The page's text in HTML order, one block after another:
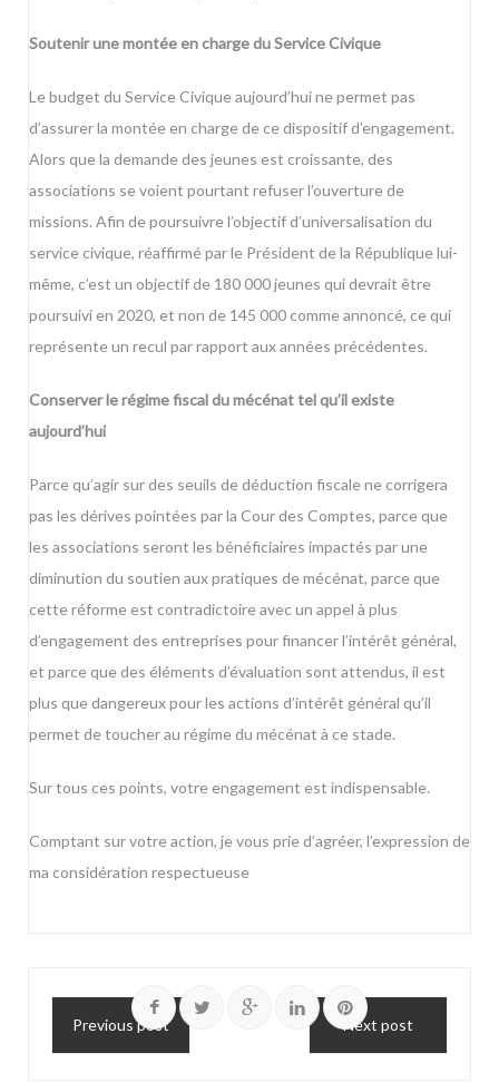
Soutenir une montée en charge du Service Civique
Le budget du Service Civique aujourd’hui ne permet pas
d’assurer la montée en charge de ce dispositif d’engagement.
Alors que la demande des jeunes est croissante, des
associations se voient pourtant refuser l’ouverture de
missions. Afin de poursuivre l’objectif d’universalisation du
service civique, réaffirmé par le Président de la République lui-
même, c’est un objectif de 180 000 jeunes qui devrait être
poursuivi en 2020, et non de 145 000 comme annoncé, ce qui
représente un recul par rapport aux années précédentes.
Conserver le régime fiscal du mécénat tel qu’il existe
aujourd’hui
Parce qu’agir sur des seuils de déduction fiscale ne corrigera
pas les dérives pointées par la Cour des Comptes, parce que
les associations seront les bénéficiaires impactés par une
diminution du soutien aux pratiques de mécénat, parce que
cette réforme est contradictoire avec un appel à plus
d’engagement des entreprises pour financer l’intérêt général,
et parce que des éléments d’évaluation sont attendus, il est
plus que dangereux pour les actions d’intérêt général qu’il
permet de toucher au régime du mécénat à ce stade.
Sur tous ces points, votre engagement est indispensable.
Comptant sur votre action, je vous prie d’agréer, l’expression de
ma considération respectueuse
Previous post Next post